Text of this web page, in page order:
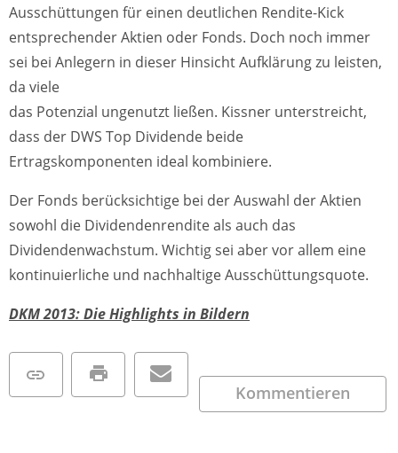
Ausschüttungen für einen deutlichen Rendite-Kick
entsprechender Aktien oder Fonds. Doch noch immer
sei bei Anlegern in dieser Hinsicht Aufklärung zu leisten,
da viele
das Potenzial ungenutzt ließen. Kissner unterstreicht,
dass der DWS Top Dividende beide
Ertragskomponenten ideal kombiniere.
Der Fonds berücksichtige bei der Auswahl der Aktien
sowohl die Dividendenrendite als auch das
Dividendenwachstum. Wichtig sei aber vor allem eine
kontinuierliche und nachhaltige Ausschüttungsquote.
DKM 2013: Die Highlights in Bildern
Kommentieren